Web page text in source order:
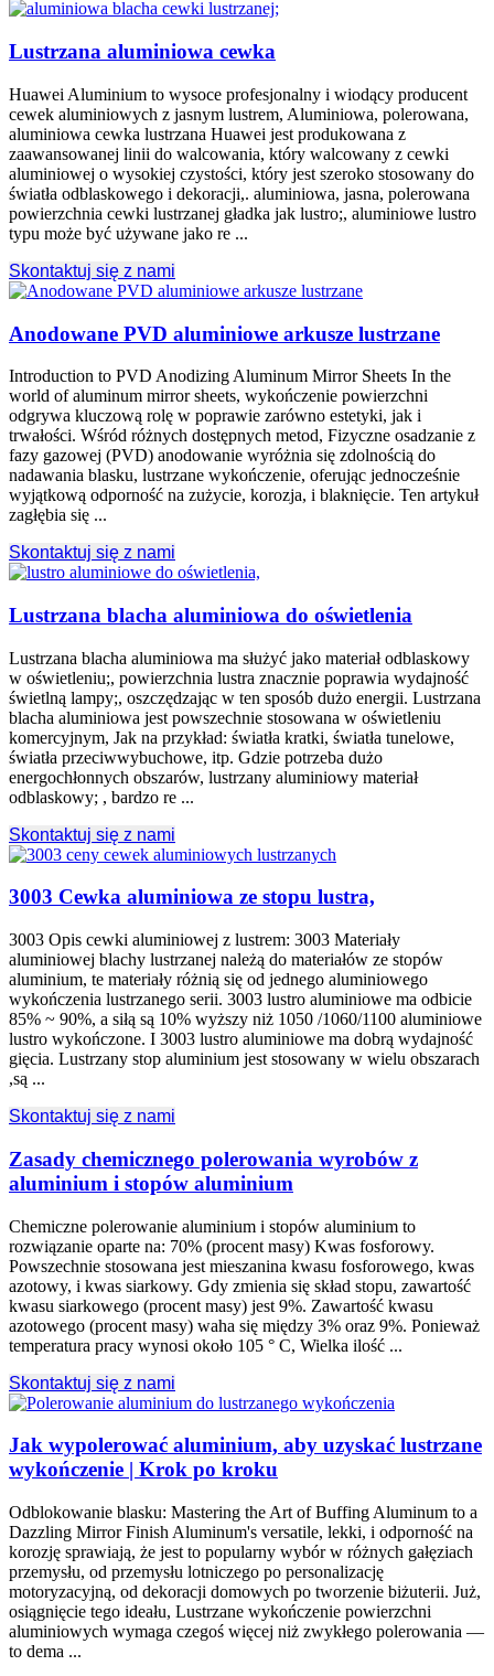
Lustrzana aluminiowa cewka
Huawei Aluminium to wysoce profesjonalny i wiodący producent
cewek aluminiowych z jasnym lustrem, Aluminiowa, polerowana,
aluminiowa cewka lustrzana Huawei jest produkowana z
zaawansowanej linii do walcowania, który walcowany z cewki
aluminiowej o wysokiej czystości, który jest szeroko stosowany do
światła odblaskowego i dekoracji,. aluminiowa, jasna, polerowana
powierzchnia cewki lustrzanej gładka jak lustro;, aluminiowe lustro
typu może być używane jako re ...
Skontaktuj się z nami
Anodowane PVD aluminiowe arkusze lustrzane
Introduction to PVD Anodizing Aluminum Mirror Sheets In the
world of aluminum mirror sheets, wykończenie powierzchni
odgrywa kluczową rolę w poprawie zarówno estetyki, jak i
trwałości. Wśród różnych dostępnych metod, Fizyczne osadzanie z
fazy gazowej (PVD) anodowanie wyróżnia się zdolnością do
nadawania blasku, lustrzane wykończenie, oferując jednocześnie
wyjątkową odporność na zużycie, korozja, i blaknięcie. Ten artykuł
zagłębia się ...
Skontaktuj się z nami
Lustrzana blacha aluminiowa do oświetlenia
Lustrzana blacha aluminiowa ma służyć jako materiał odblaskowy
w oświetleniu;, powierzchnia lustra znacznie poprawia wydajność
świetlną lampy;, oszczędzając w ten sposób dużo energii. Lustrzana
blacha aluminiowa jest powszechnie stosowana w oświetleniu
komercyjnym, Jak na przykład: światła kratki, światła tunelowe,
światła przeciwwybuchowe, itp. Gdzie potrzeba dużo
energochłonnych obszarów, lustrzany aluminiowy materiał
odblaskowy; , bardzo re ...
Skontaktuj się z nami
3003 Cewka aluminiowa ze stopu lustra,
3003 Opis cewki aluminiowej z lustrem: 3003 Materiały
aluminiowej blachy lustrzanej należą do materiałów ze stopów
aluminium, te materiały różnią się od jednego aluminiowego
wykończenia lustrzanego serii. 3003 lustro aluminiowe ma odbicie
85% ~ 90%, a siłą są 10% wyższy niż 1050 /1060/1100 aluminiowe
lustro wykończone. I 3003 lustro aluminiowe ma dobrą wydajność
gięcia. Lustrzany stop aluminium jest stosowany w wielu obszarach
,są ...
Skontaktuj się z nami
Zasady chemicznego polerowania wyrobów z
aluminium i stopów aluminium
Chemiczne polerowanie aluminium i stopów aluminium to
rozwiązanie oparte na: 70% (procent masy) Kwas fosforowy.
Powszechnie stosowana jest mieszanina kwasu fosforowego, kwas
azotowy, i kwas siarkowy. Gdy zmienia się skład stopu, zawartość
kwasu siarkowego (procent masy) jest 9%. Zawartość kwasu
azotowego (procent masy) waha się między 3% oraz 9%. Ponieważ
temperatura pracy wynosi około 105 ° C, Wielka ilość ...
Skontaktuj się z nami
Jak wypolerować aluminium, aby uzyskać lustrzane
wykończenie | Krok po kroku
Odblokowanie blasku: Mastering the Art of Buffing Aluminum to a
Dazzling Mirror Finish Aluminum's versatile, lekki, i odporność na
korozję sprawiają, że jest to popularny wybór w różnych gałęziach
przemysłu, od przemysłu lotniczego po personalizację
motoryzacyjną, od dekoracji domowych po tworzenie biżuterii. Już,
osiągnięcie tego ideału, Lustrzane wykończenie powierzchni
aluminiowych wymaga czegoś więcej niż zwykłego polerowania —
to dema ...